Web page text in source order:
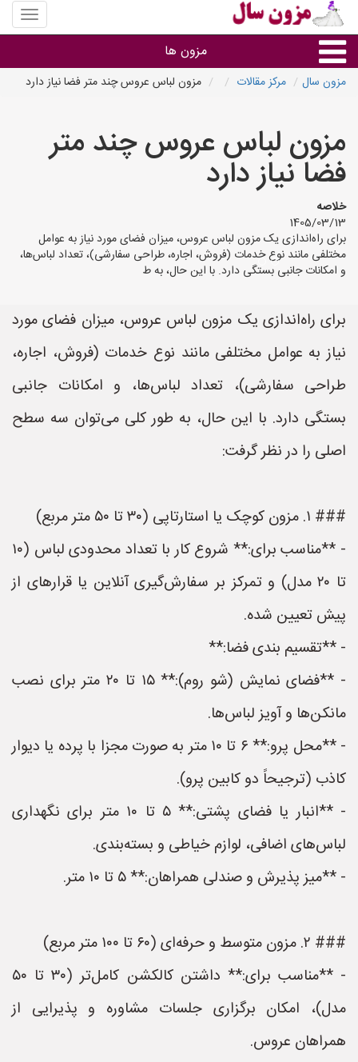
منوی
سایت
سال
مزون ها
استان ها
مزون سال مرکز مقالات مزون لباس عروس چند متر فضا نیاز دارد
مزون لباس عروس چند متر
فضا نیاز دارد
خلاصه
1405/03/13
برای راه‌اندازی یک مزون لباس عروس، میزان فضای مورد نیاز به عوامل
مختلفی مانند نوع خدمات (فروش، اجاره، طراحی سفارشی)، تعداد لباس‌ها،
و امکانات جانبی بستگی دارد. با این حال، به ط
برای راه‌اندازی یک مزون لباس عروس، میزان فضای مورد
نیاز به عوامل مختلفی مانند نوع خدمات (فروش، اجاره،
طراحی سفارشی)، تعداد لباس‌ها، و امکانات جانبی
بستگی دارد. با این حال، به طور کلی می‌توان سه سطح
اصلی را در نظر گرفت:
### ۱. مزون کوچک یا استارتاپی (۳۰ تا ۵۰ متر مربع)
- **مناسب برای:** شروع کار با تعداد محدودی لباس (۱۰
تا ۲۰ مدل) و تمرکز بر سفارش‌گیری آنلاین یا قرارهای از
پیش تعیین شده.
- **تقسیم بندی فضا:**
- **فضای نمایش (شو روم):** ۱۵ تا ۲۰ متر برای نصب
مانکن‌ها و آویز لباس‌ها.
- **محل پرو:** ۶ تا ۱۰ متر به صورت مجزا با پرده یا دیوار
کاذب (ترجیحاً دو کابین پرو).
- **انبار یا فضای پشتی:** ۵ تا ۱۰ متر برای نگهداری
لباس‌های اضافی، لوازم خیاطی و بسته‌بندی.
- **میز پذیرش و صندلی همراهان:** ۵ تا ۱۰ متر.
### ۲. مزون متوسط و حرفه‌ای (۶۰ تا ۱۰۰ متر مربع)
- **مناسب برای:** داشتن کالکشن کامل‌تر (۳۰ تا ۵۰
مدل)، امکان برگزاری جلسات مشاوره و پذیرایی از
همراهان عروس.